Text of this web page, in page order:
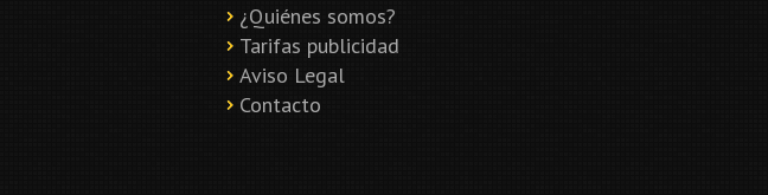
¿Quiénes somos?
Tarifas publicidad
Aviso Legal
Contacto